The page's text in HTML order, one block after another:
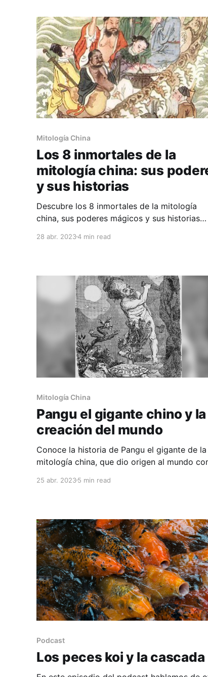
Mitología China
Los 8 inmortales de la
mitología china: sus
y sus historias
Descubre los 8 inmortales de la mitología
china, sus poderes mágicos y sus historias
trascendencia en la rica cultura y tradición
28 abr. 20234 min read
Mitología China
Pangu el gigante chino y la
creación del mundo
Conoce la historia de Pangu el gigante de la
mitología china, que dio origen al mundo
25 abr. 20235 min read
Podcast
Los peces koi y la cascada